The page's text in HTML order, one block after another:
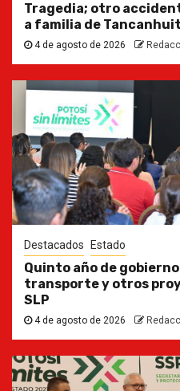
Tragedia; otro
a familia de
4 de agosto de 2026
Destacados Estado
Quinto año de
transporte y otros
SLP
4 de agosto de 2026